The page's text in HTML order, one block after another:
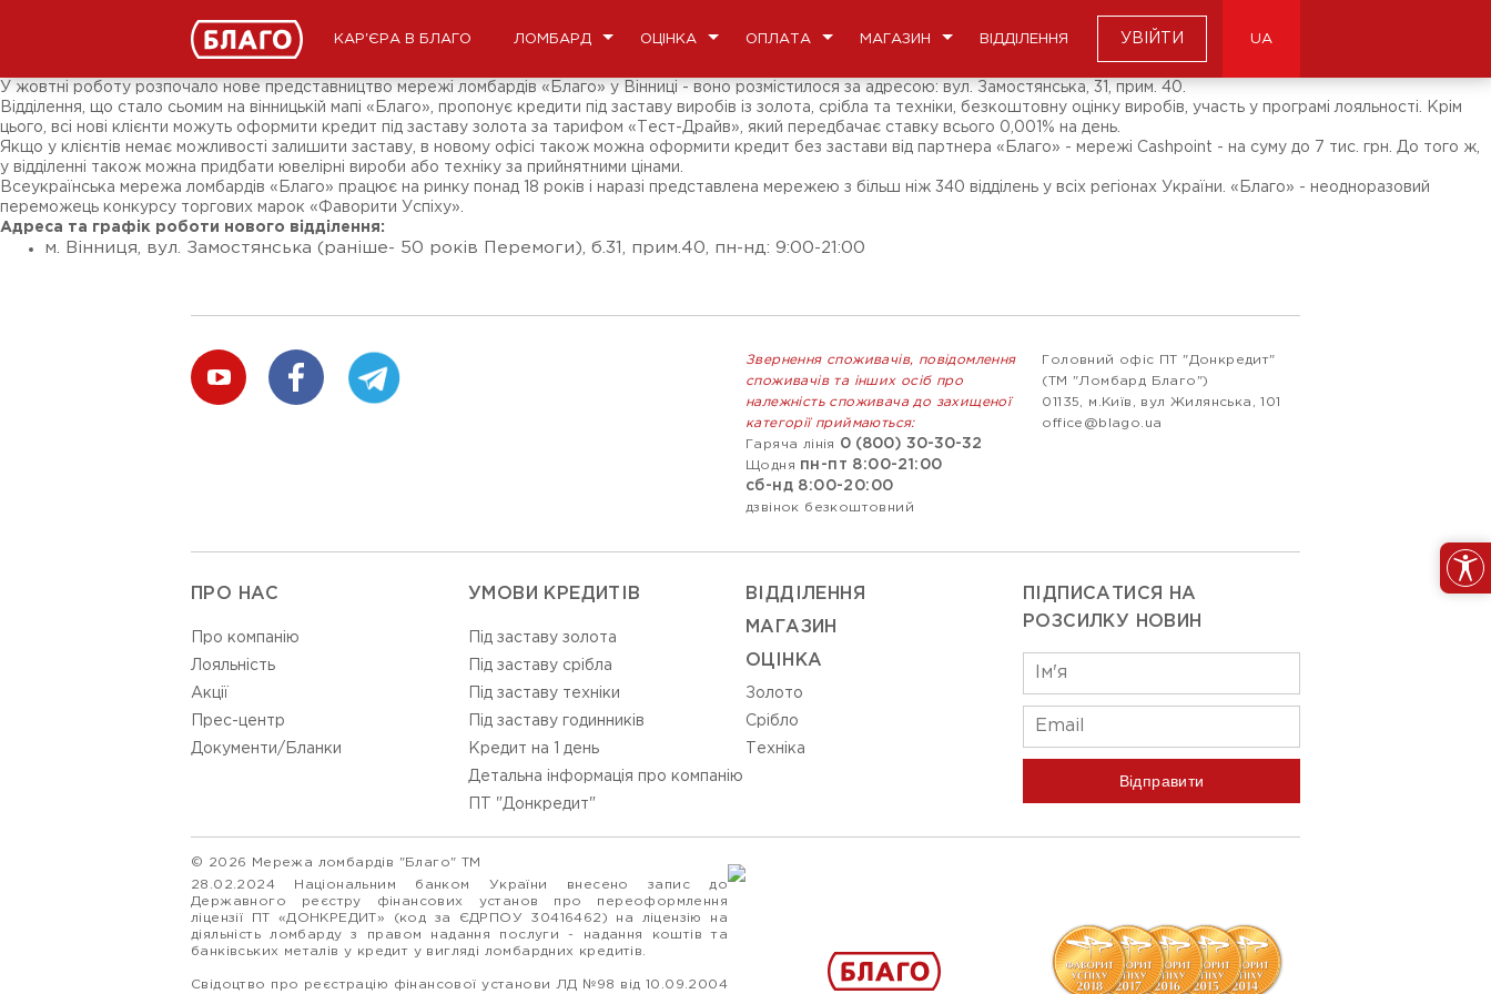
КАР'ЄРА В БЛАГО ЛОМБАРД ОЦІНКА ОПЛАТА МАГАЗИН ВІДДІЛЕННЯ УВІЙТИ UA
Підписники соц-мереж
У жовтні роботу розпочало нове представництво мережі ломбардів «Благо» у Вінниці - воно розмістилося за адресою: вул. Замостянська, 31, прим. 40.
Відділення, що стало сьомим на вінницькій мапі «Благо», пропонує кредити під заставу виробів із золота, срібла та техніки, безкоштовну оцінку виробів, участь у програмі лояльності. Крім
цього, всі нові клієнти можуть оформити кредит під заставу золота за тарифом «Тест-Драйв», який передбачає ставку всього 0,001% на день.
Якщо у клієнтів немає можливості залишити заставу, в новому офісі також можна оформити кредит без застави від партнера «Благо» - мережі Cashpoint - на суму до 7 тис. грн. До того ж,
у відділенні також можна придбати ювелірні вироби або техніку за прийнятними цінами.
Всеукраїнська мережа ломбардів «Благо» працює на ринку понад 18 років і наразі представлена мережею з більш ніж 340 відділень у всіх регіонах України. «Благо» - неодноразовий
переможець конкурсу торгових марок «Фаворити Успіху».
Адреса та графік роботи нового відділення:
м. Вінниця, вул. Замостянська (раніше- 50 років Перемоги), б.31, прим.40, пн-нд: 9:00-21:00
Звернення споживачів, повідомлення
споживачів та інших осіб про
належність споживача до захищеної
категорії приймаються:
Гаряча лінія
0 (800) 30-30-32
Щодня пн-пт 8:00-21:00
сб-нд 8:00-20:00
дзвінок безкоштовний
Головний офіс ПТ "Донкредит"
(ТМ "Ломбард Благо")
01135, м.Київ, вул Жилянська, 101
office@blago.ua
ПРО НАС
Про компанію
Лояльність
Акції
Прес-центр
Документи/Бланки
УМОВИ КРЕДИТІВ
Під заставу золота
Під заставу срібла
Під заставу техніки
Під заставу годинників
Кредит на 1 день
Детальна інформація про компанію
ПТ "Донкредит"
ВIДДIЛЕННЯ
МАГАЗИН
ОЦIНКА
Золото
Срiбло
Технiка
ПІДПИСАТИСЯ НА
РОЗСИЛКУ НОВИН
Відправити
© 2026 Мережа ломбардів "Благо" ТМ
28.02.2024 Національним банком України внесено запис до
Державного реєстру фінансових установ про переоформлення
ліцензії ПТ «ДОНКРЕДИТ» (код за ЄДРПОУ 30416462) на ліцензію на
діяльність ломбарду з правом надання послуги - надання коштів та
банківських металів у кредит у вигляді ломбардних кредитів.
Свідоцтво про реєстрацію фінансової установи ЛД №98 від 10.09.2004